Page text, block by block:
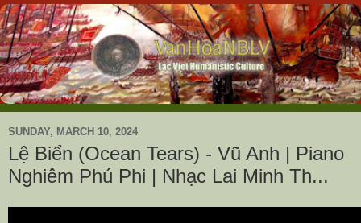
SUNDAY, MARCH 10, 2024
Lệ Biển (Ocean Tears) - Vũ Anh | Piano
Nghiêm Phú Phi | Nhạc Lai Minh Th...